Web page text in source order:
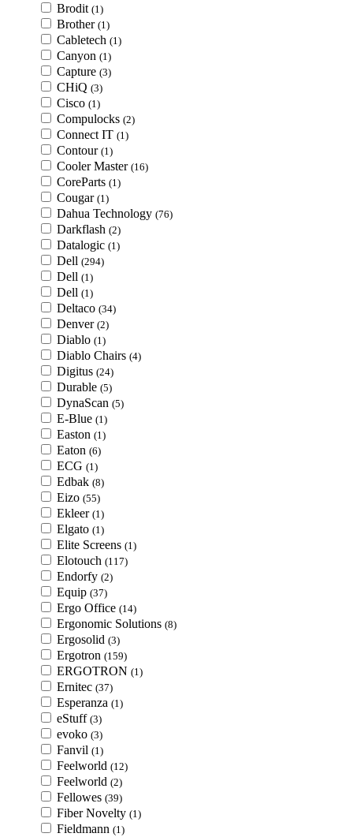
Brodit (1)
Brother (1)
Cabletech (1)
Canyon (1)
Capture (3)
CHiQ (3)
Cisco (1)
Compulocks (2)
Connect IT (1)
Contour (1)
Cooler Master (16)
CoreParts (1)
Cougar (1)
Dahua Technology (76)
Darkflash (2)
Datalogic (1)
Dell (294)
Dell (1)
Dell (1)
Deltaco (34)
Denver (2)
Diablo (1)
Diablo Chairs (4)
Digitus (24)
Durable (5)
DynaScan (5)
E-Blue (1)
Easton (1)
Eaton (6)
ECG (1)
Edbak (8)
Eizo (55)
Ekleer (1)
Elgato (1)
Elite Screens (1)
Elotouch (117)
Endorfy (2)
Equip (37)
Ergo Office (14)
Ergonomic Solutions (8)
Ergosolid (3)
Ergotron (159)
ERGOTRON (1)
Ernitec (37)
Esperanza (1)
eStuff (3)
evoko (3)
Fanvil (1)
Feelworld (12)
Feelworld (2)
Fellowes (39)
Fiber Novelty (1)
Fieldmann (1)